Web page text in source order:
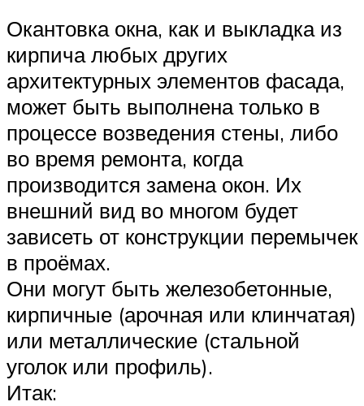
Окантовка окна, как и выкладка из
кирпича любых других
архитектурных элементов фасада,
может быть выполнена только в
процессе возведения стены, либо
во время ремонта, когда
производится замена окон. Их
внешний вид во многом будет
зависеть от конструкции перемычек
в проёмах.
Они могут быть железобетонные,
кирпичные (арочная или клинчатая)
или металлические (стальной
уголок или профиль).
Итак: